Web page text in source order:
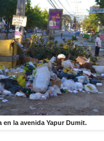
en la avenida Yapur Dumit.